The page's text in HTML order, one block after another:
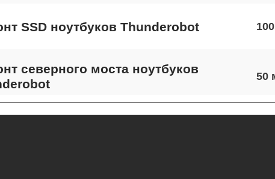
SSD ноутбуков Thunderobot 100
северного моста ноутбуков
50